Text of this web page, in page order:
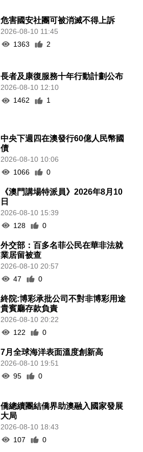
危害國安社團可被消滅不得上訴
2026-08-10 11:45
1363
2
長者及康復服務十年行動計劃公布
2026-08-10 12:10
1462
1
中央下週四在澳發行60億人民幣國
債
2026-08-10 10:06
1066
0
《澳門講場特派員》2026年8月10
日
2026-08-10 15:39
128
0
外交部：百多名菲公民在華非法就
業居留被查
2026-08-10 20:57
47
0
終院:博彩承批公司不對非博彩用途
貴賓廳存款負責
2026-08-10 20:22
122
0
7月全球海洋表面溫度創新高
2026-08-10 19:51
95
0
僑總續團結僑界助澳融入國家發展
大局
2026-08-10 18:43
107
0